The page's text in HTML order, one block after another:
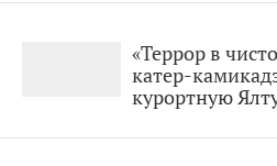
«Террор в
катер-
курортную